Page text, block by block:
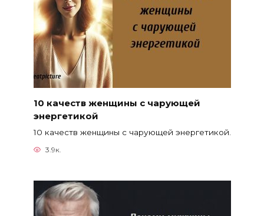
10 качеств женщины с чарующей
энергетикой
10 качеств женщины с чарующей энергетикой.
3.9к.